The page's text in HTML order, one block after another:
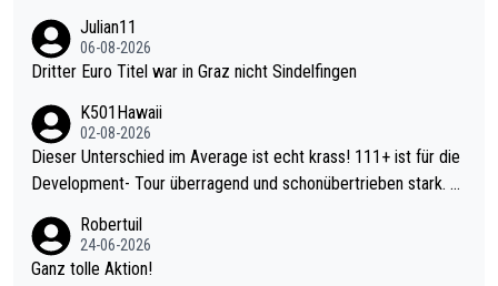
Julian11
06-08-2026
Dritter Euro Titel war in Graz nicht Sindelfingen
K501Hawaii
02-08-2026
Dieser Unterschied im Average ist echt krass! 111+ ist für die
Development- Tour überragend und schonübertrieben stark. U
mal 40+ erst recht. Da gewinnst keinen Blumentopf - ist ja noc
h krasser wie ein Pokalspiel eines Kreisligisten vs einem Bund
Robertuil
24-06-2026
Ganz tolle Aktion!